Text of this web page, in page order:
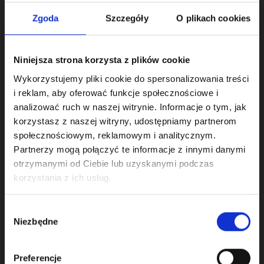
Zgoda Szczegóły O plikach cookies
Niniejsza strona korzysta z plików cookie
Wykorzystujemy pliki cookie do spersonalizowania treści
i reklam, aby oferować funkcje społecznościowe i
analizować ruch w naszej witrynie. Informacje o tym, jak
korzystasz z naszej witryny, udostępniamy partnerom
społecznościowym, reklamowym i analitycznym.
Partnerzy mogą połączyć te informacje z innymi danymi
otrzymanymi od Ciebie lub uzyskanymi podczas
korzystania z ich usług.
zgody
Niezbędne
Preferencje
zależą od ilości odesłanych
kart (obowiązuje opłata
minimalna 150 zł)
Uczestnicy startują w następujących
kategoriach: